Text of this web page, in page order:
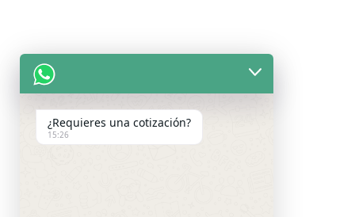
¿Requieres una cotización?
15:26